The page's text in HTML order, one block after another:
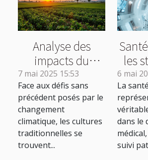
Analyse des
impacts du
changement
climatique sur les
cultures
traditionnelles
7 mai 2025 15:53
Face aux défis sans
précédent posés par le
changement
climatique, les cultures
traditionnelles se
trouvent...
les
suivi
6 mai
La
dans le
suivi